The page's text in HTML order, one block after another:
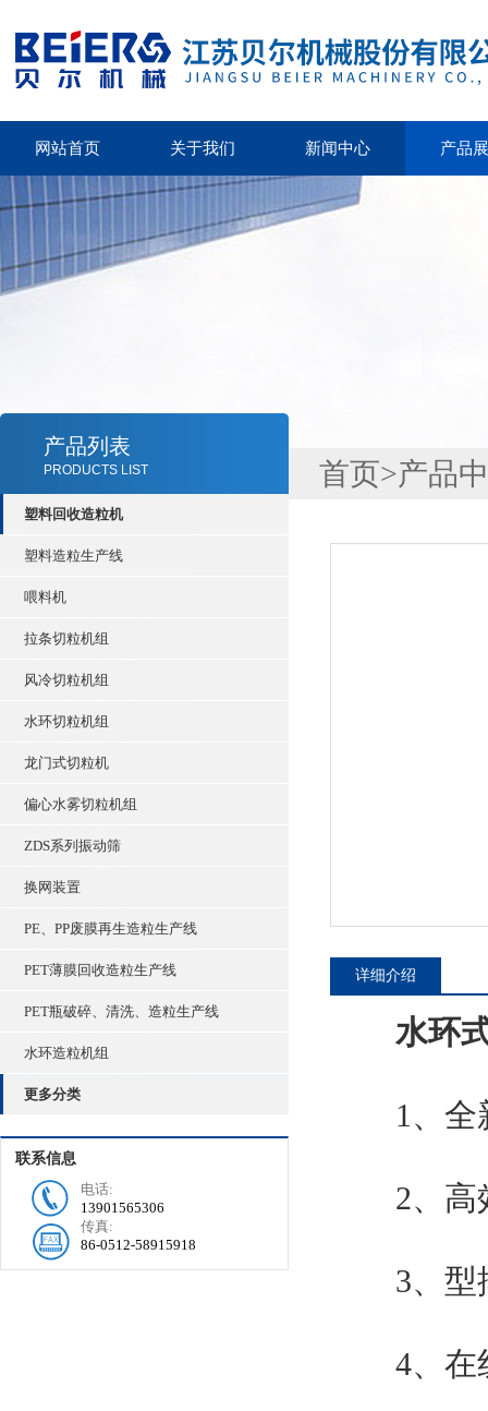
网站首页 关于我们 新闻中心 产品
产品列表
PRODUCTS LIST
塑料回收造粒机
塑料造粒生产线
喂料机
拉条切粒机组
风冷切粒机组
水环切粒机组
龙门式切粒机
偏心水雾切粒机组
ZDS系列振动筛
换网装置
PE、PP废膜再生造粒生产线
PET薄膜回收造粒生产线
PET瓶破碎、清洗、造粒生产线
水环造粒机组
更多分类
联系信息
电话:
13901565306
传真:
86-0512-58915918
首页>产品
详细介绍
水环
1、全新
2、高效
3、型排
4、在线